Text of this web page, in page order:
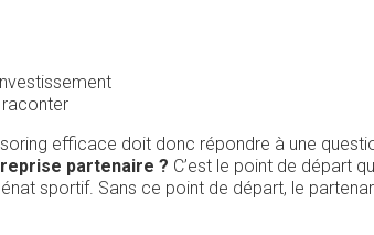
raconter
efficace doit donc répondre à une
partenaire ? C’est le point de départ
sportif. Sans ce point de départ, le